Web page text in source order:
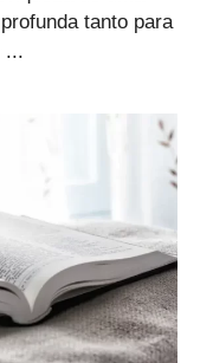
tanto para
...